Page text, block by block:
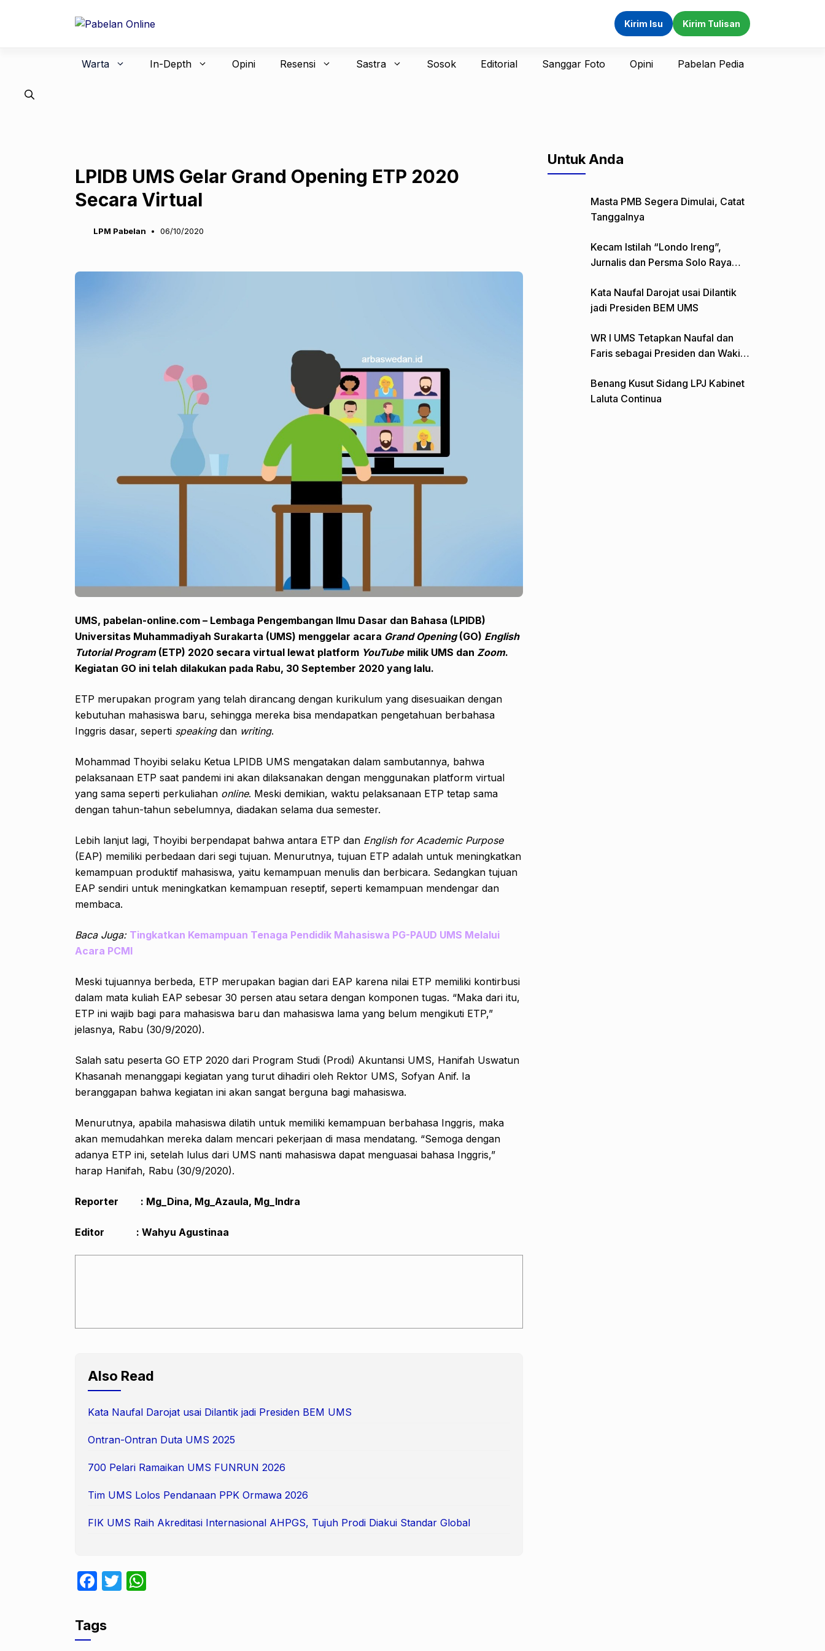
Kirim Isu Kirim Tulisan
Warta In-Depth Opini Resensi Sastra Sosok Editorial Sanggar Foto Opini Pabelan Pedia
LPIDB UMS Gelar Grand Opening ETP 2020
Secara Virtual
LPM Pabelan 06/10/2020
UMS, pabelan-online.com – Lembaga Pengembangan Ilmu Dasar dan Bahasa (LPIDB)
Universitas Muhammadiyah Surakarta (UMS) menggelar acara Grand Opening(GO) English
Tutorial Program (ETP) 2020 secara virtual lewat platform YouTube milik UMS dan Zoom.
Kegiatan GO ini telah dilakukan pada Rabu, 30 September 2020 yang lalu.
ETP merupakan program yang telah dirancang dengan kurikulum yang disesuaikan dengan
kebutuhan mahasiswa baru, sehingga mereka bisa mendapatkan pengetahuan berbahasa
Inggris dasar, seperti speaking dan writing.
Mohammad Thoyibi selaku Ketua LPIDB UMS mengatakan dalam sambutannya, bahwa
pelaksanaan ETP saat pandemi ini akan dilaksanakan dengan menggunakan platform virtual
yang sama seperti perkuliahan online. Meski demikian, waktu pelaksanaan ETP tetap sama
dengan tahun-tahun sebelumnya, diadakan selama dua semester.
Lebih lanjut lagi, Thoyibi berpendapat bahwa antara ETP dan English for Academic Purpose
(EAP) memiliki perbedaan dari segi tujuan. Menurutnya, tujuan ETP adalah untuk meningkatkan
kemampuan produktif mahasiswa, yaitu kemampuan menulis dan berbicara. Sedangkan tujuan
EAP sendiri untuk meningkatkan kemampuan reseptif, seperti kemampuan mendengar dan
membaca.
Baca Juga: Tingkatkan Kemampuan Tenaga Pendidik Mahasiswa PG-PAUD UMS Melalui
Acara PCMI
Meski tujuannya berbeda, ETP merupakan bagian dari EAP karena nilai ETP memiliki kontirbusi
dalam mata kuliah EAP sebesar 30 persen atau setara dengan komponen tugas. “Maka dari itu,
ETP ini wajib bagi para mahasiswa baru dan mahasiswa lama yang belum mengikuti ETP,”
jelasnya, Rabu (30/9/2020).
Salah satu peserta GO ETP 2020 dari Program Studi (Prodi) Akuntansi UMS, Hanifah Uswatun
Khasanah menanggapi kegiatan yang turut dihadiri oleh Rektor UMS, Sofyan Anif. Ia
beranggapan bahwa kegiatan ini akan sangat berguna bagi mahasiswa.
Menurutnya, apabila mahasiswa dilatih untuk memiliki kemampuan berbahasa Inggris, maka
akan memudahkan mereka dalam mencari pekerjaan di masa mendatang. “Semoga dengan
adanya ETP ini, setelah lulus dari UMS nanti mahasiswa dapat menguasai bahasa Inggris,”
harap Hanifah, Rabu (30/9/2020).
Reporter : Mg_Dina, Mg_Azaula, Mg_Indra
Editor : Wahyu Agustinaa
Also Read
Kata Naufal Darojat usai Dilantik jadi Presiden BEM UMS
Ontran-Ontran Duta UMS 2025
700 Pelari Ramaikan UMS FUNRUN 2026
Tim UMS Lolos Pendanaan PPK Ormawa 2026
FIK UMS Raih Akreditasi Internasional AHPGS, Tujuh Prodi Diakui Standar Global
F
c
e
T
Tags
Untuk Anda
Masta PMB Segera Dimulai, Catat
Tanggalnya
Kecam Istilah “Londo Ireng”,
Jurnalis dan Persma Solo Raya
Kata Naufal Darojat usai Dilantik
jadi Presiden BEM UMS
WR I UMS Tetapkan Naufal dan
Faris sebagai Presiden dan Wakil
Benang Kusut Sidang LPJ Kabinet
Laluta Continua